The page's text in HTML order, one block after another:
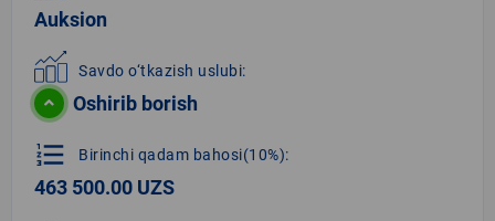
Auksion
Savdo o‘tkazish uslubi:
Oshirib borish
format_list_numbered Birinchi qadam bahosi(10%):
463 500.00 UZS